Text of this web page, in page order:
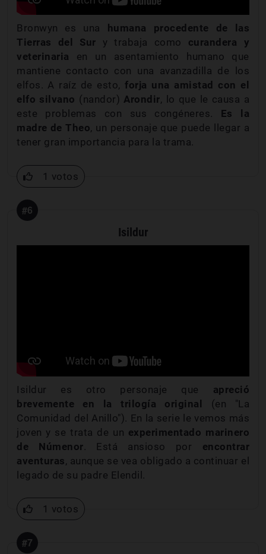
Bronwyn es una
humana procedente de las
Tierras del Sur y trabaja como curandera y
veterinaria en un asentamiento humano que
mantiene contacto con una avanzadilla de los
elfos. A raíz de esto,forja una amistad con el
elfo silvano (nandor)Arondir, lo que le causa a
este problemas con sus congéneres. Es la
madre de Theo, un personaje que puede llegar a
tener gran importancia para la trama.
1 votos
#6
Isildur
Isildur es otro personaje que apreció
brevemente en la trilogía original (en "La
Comunidad del Anillo"). En la serie le vemos más
joven y se trata de un experimentado marinero
de Númenor . Está ansioso por encontrar
aventuras, aunque se vea obligado a continuar el
legado de su padre Elendil.
1 votos
#7